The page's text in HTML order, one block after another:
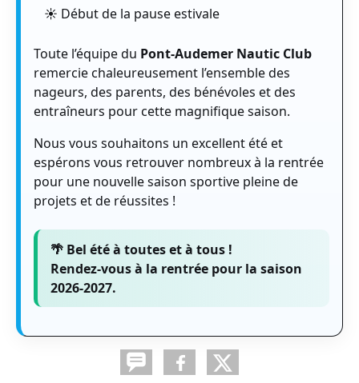
☀️ Début de la pause estivale
Toute l’équipe du Pont-Audemer Nautic Club
remercie chaleureusement l’ensemble des
nageurs, des parents, des bénévoles et des
entraîneurs pour cette magnifique saison.
Nous vous souhaitons un excellent été et
espérons vous retrouver nombreux à la rentrée
pour une nouvelle saison sportive pleine de
projets et de réussites !
🌴 Bel été à toutes et à tous !
Rendez-vous à la rentrée pour la saison
2026-2027.